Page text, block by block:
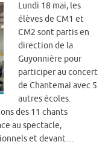
Lundi 18 mai, les
élèves de CM1 et
CM2 sont partis en
direction de la
Guyonnière pour
participer au concert
de Chantemai avec 5
autres écoles.
des 11 chants
au spectacle,
et devant…